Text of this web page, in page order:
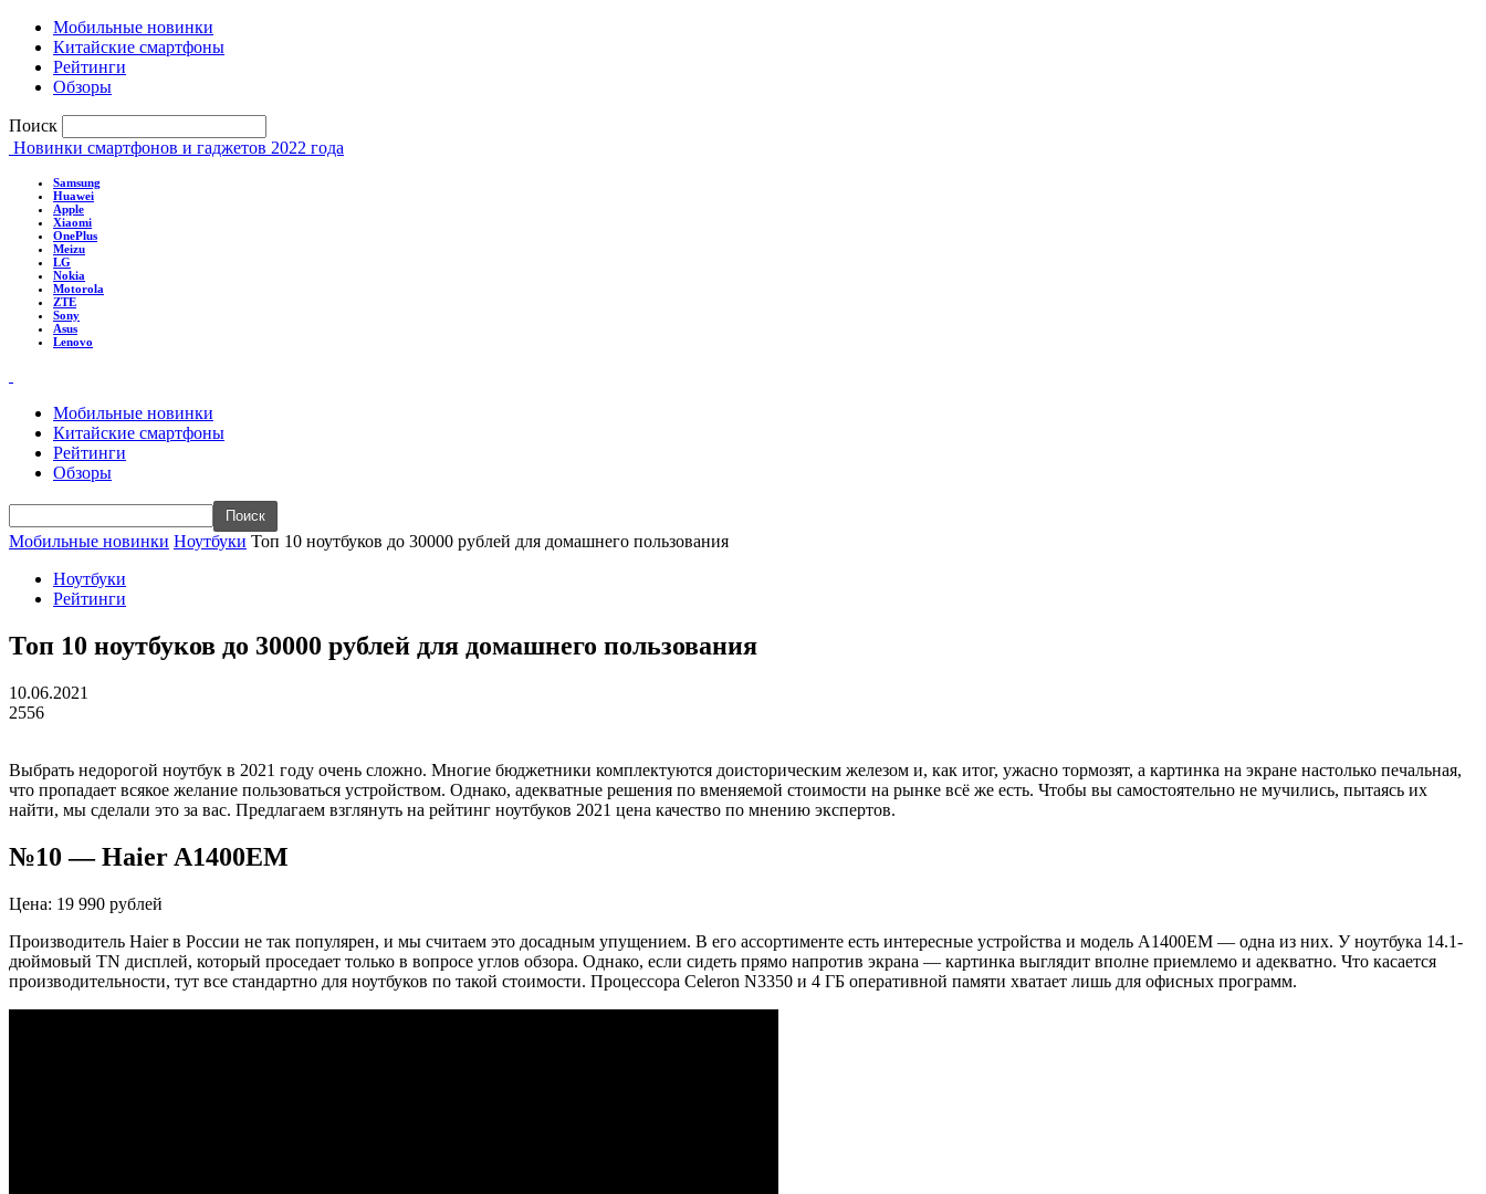
Мобильные новинки
Китайские смартфоны
Рейтинги
Обзоры
Поиск
Новинки смартфонов и гаджетов 2022 года
Samsung
Huawei
Apple
Xiaomi
OnePlus
Meizu
LG
Nokia
Motorola
ZTE
Sony
Asus
Lenovo
Мобильные новинки
Китайские смартфоны
Рейтинги
Обзоры
Мобильные новинки Ноутбуки Топ 10 ноутбуков до 30000 рублей для домашнего пользования
Ноутбуки
Рейтинги
Топ 10 ноутбуков до 30000 рублей для домашнего пользования
10.06.2021
2556
Выбрать недорогой ноутбук в 2021 году очень сложно. Многие бюджетники комплектуются доисторическим железом и, как итог, ужасно тормозят, а картинка на экране настолько печальная,
что пропадает всякое желание пользоваться устройством. Однако, адекватные решения по вменяемой стоимости на рынке всё же есть. Чтобы вы самостоятельно не мучились, пытаясь их
найти, мы сделали это за вас. Предлагаем взглянуть на рейтинг ноутбуков 2021 цена качество по мнению экспертов.
№10 — Haier A1400EM
Цена: 19 990 рублей
Производитель Haier в России не так популярен, и мы считаем это досадным упущением. В его ассортименте есть интересные устройства и модель A1400EM — одна из них. У ноутбука 14.1-
дюймовый TN дисплей, который проседает только в вопросе углов обзора. Однако, если сидеть прямо напротив экрана — картинка выглядит вполне приемлемо и адекватно. Что касается
производительности, тут все стандартно для ноутбуков по такой стоимости. Процессора Celeron N3350 и 4 ГБ оперативной памяти хватает лишь для офисных программ.